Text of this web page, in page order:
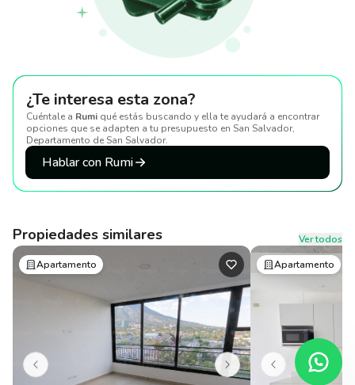
¿Te interesa esta zona?
Cuéntale a Rumi qué estás buscando y ella te ayudará a encontrar
opciones que se adapten a tu presupuesto en San Salvador,
Departamento de San Salvador.
Hablar con Rumi
Propiedades similares
Ver todos
Apartamento
Apartamento